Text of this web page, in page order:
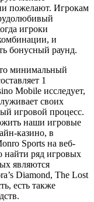
пожелают. Игрокам
игроки
и
бонусный раунд.
минимальный
1
Mobile исследует,
своих
игровой процесс.
наши игровые
казино, в
Sports на веб-
найти ряд игровых
являются
Diamond, The Lost
есть также